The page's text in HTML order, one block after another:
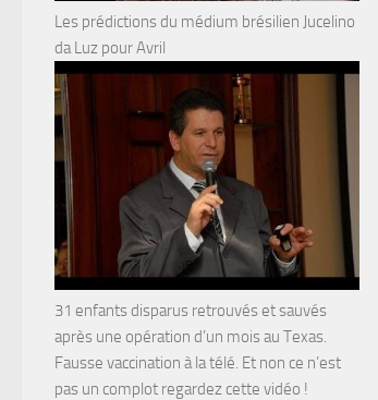
Les prédictions du médium brésilien Jucelino
da Luz pour Avril
31 enfants disparus retrouvés et sauvés
après une opération d’un mois au Texas.
Fausse vaccination à la télé. Et non ce n’est
pas un complot regardez cette vidéo !